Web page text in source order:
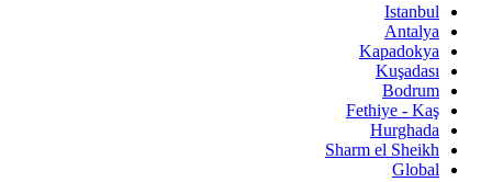
Istanbul
Antalya
Kapadokya
Kuşadası
Bodrum
Fethiye - Kaş
Hurghada
Sharm el Sheikh
Global